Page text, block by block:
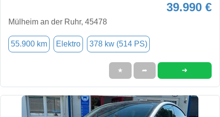
39.990 €
Mülheim an der Ruhr, 45478
55.900 km Elektro 378 kw (514 PS)
★ ➦ ➜